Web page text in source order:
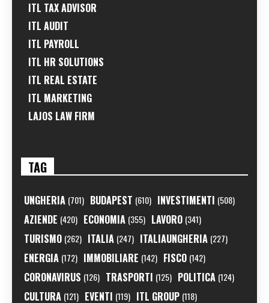
ITL TAX ADVISOR
ITL AUDIT
ITL PAYROLL
ITL HR SOLUTIONS
ITL REAL ESTATE
ITL MARKETING
LAJOS LAW FIRM
TAG
UNGHERIA (701) BUDAPEST (610) INVESTIMENTI (508)
AZIENDE (420) ECONOMIA (355) LAVORO (341)
TURISMO (262) ITALIA (247) ITALIAUNGHERIA (227)
ENERGIA (172) IMMOBILIARE (142) FISCO (142)
CORONAVIRUS (126) TRASPORTI (125) POLITICA (124)
CULTURA (121) EVENTI (119) ITL GROUP (118)